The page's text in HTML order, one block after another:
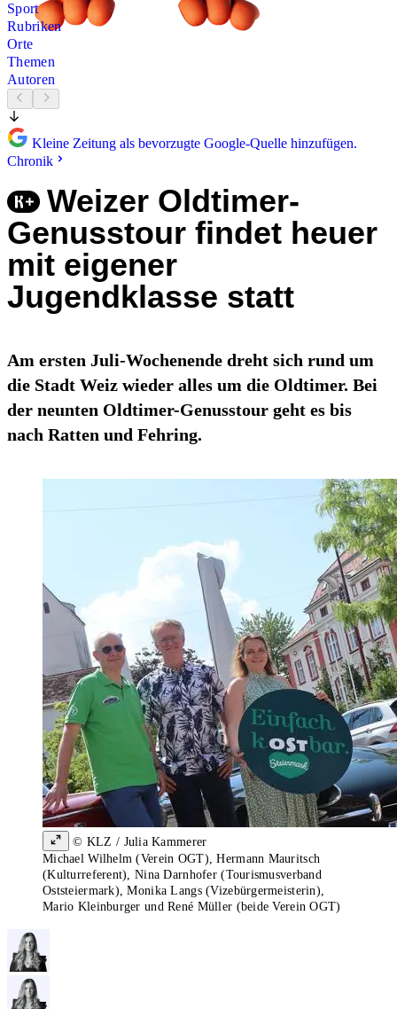
Sport
Rubriken
Orte
Themen
Autoren
Kleine Zeitung als bevorzugte Google-Quelle hinzufügen.
Chronik
Weizer Oldtimer-
Genusstour findet heuer
mit eigener
Jugendklasse statt
Am ersten Juli-Wochenende dreht sich rund um
die Stadt Weiz wieder alles um die Oldtimer. Bei
der neunten Oldtimer-Genusstour geht es bis
nach Ratten und Fehring.
© KLZ / Julia Kammerer
Michael Wilhelm (Verein OGT), Hermann Mauritsch
(Kulturreferent), Nina Darnhofer (Tourismusverband
Oststeiermark), Monika Langs (Vizebürgermeisterin),
Mario Kleinburger und René Müller (beide Verein OGT)